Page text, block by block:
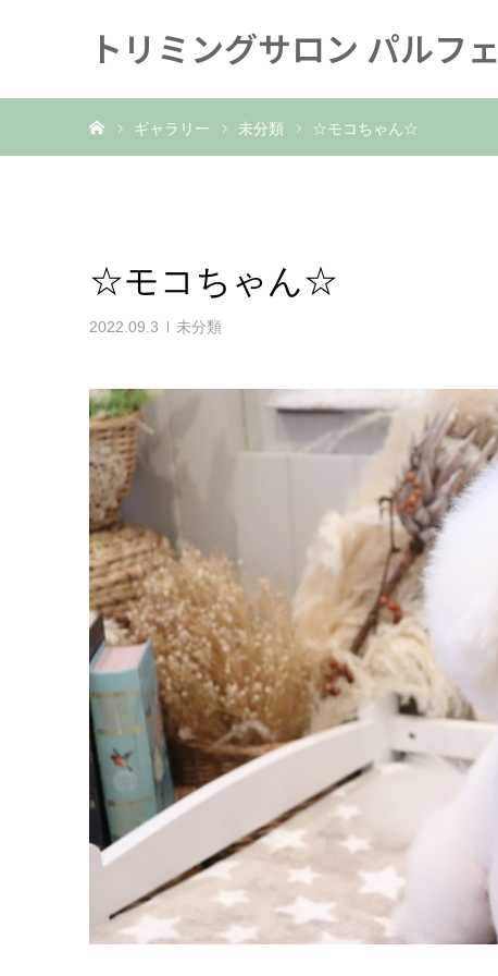
トリミングサロン パルフェ
ギャラリー 未分類 ☆モコちゃん☆
☆モコちゃん☆
2022.09.3 未分類